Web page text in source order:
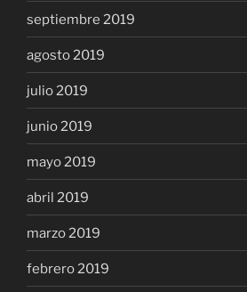
septiembre 2019
agosto 2019
julio 2019
junio 2019
mayo 2019
abril 2019
marzo 2019
febrero 2019